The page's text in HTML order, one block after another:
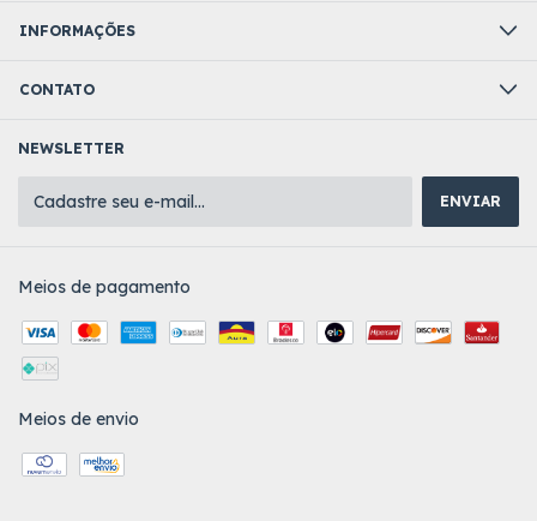
INFORMAÇÕES
CONTATO
NEWSLETTER
Meios de pagamento
Meios de envio